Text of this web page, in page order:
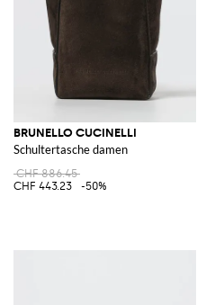
BRUNELLO CUCINELLI
Schultertasche damen
CHF 886.45
CHF 443.23
-50%